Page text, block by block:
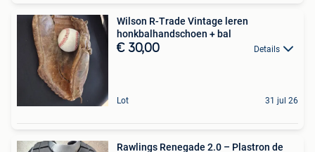
Wilson R-Trade Vintage leren
honkbalhandschoen + bal
€ 30,00 Details
Lot 31 jul 26
Rawlings Renegade 2.0 – Plastron de